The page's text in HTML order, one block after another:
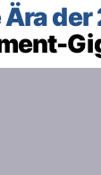
Ära